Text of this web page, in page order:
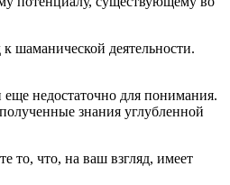
шаманической деятельности.
недостаточно для понимания.
знания углубленной
то, что, на ваш взгляд, имеет